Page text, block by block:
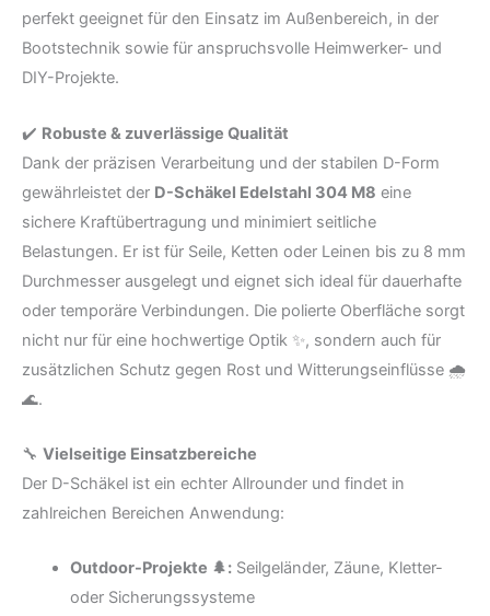
perfekt geeignet für den Einsatz im Außenbereich, in der
Bootstechnik sowie für anspruchsvolle Heimwerker- und
DIY-Projekte.
✔️ Robuste & zuverlässige Qualität
Dank der präzisen Verarbeitung und der stabilen D-Form
gewährleistet der D-Schäkel Edelstahl 304 M8 eine
sichere Kraftübertragung und minimiert seitliche
Belastungen. Er ist für Seile, Ketten oder Leinen bis zu 8 mm
Durchmesser ausgelegt und eignet sich ideal für dauerhafte
oder temporäre Verbindungen. Die polierte Oberfläche sorgt
nicht nur für eine hochwertige Optik ✨, sondern auch für
zusätzlichen Schutz gegen Rost und Witterungseinflüsse 🌧️
🌊.
🔧 Vielseitige Einsatzbereiche
Der D-Schäkel ist ein echter Allrounder und findet in
zahlreichen Bereichen Anwendung:
Outdoor-Projekte 🌲:Seilgeländer, Zäune, Kletter-
oder Sicherungssysteme